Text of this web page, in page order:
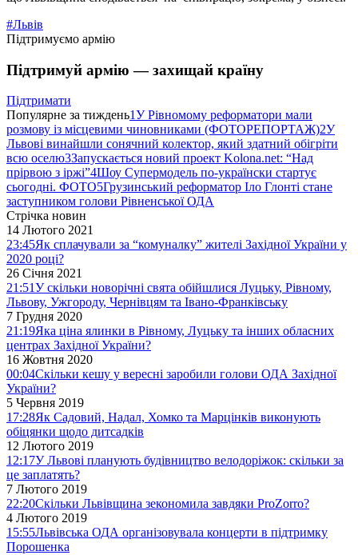
#Львів
Підтримуємо армію
Підтримуй армію — захищай країну
Підтримати
Популярне за тиждень1У Рівномому реформатори мали
розмову із місцевими чиновниками (ФОТОРЕПОРТАЖ)2У
Львові винайшли сонячний колектор, який здатний обігріти
всю оселю3Запускається новий проект Kolona.net: “Над
прірвою з іржі”4Шоу Супермодель по-українски стартує
сьогодні. ФОТО5Грузинський реформатор Іло Глонті стане
заступником голови Рівненської ОДА
Стрічка новин
14 Лютого 2021
23:45Як сплачували за “комуналку” жителі Західної України у
2020 році?
26 Січня 2021
21:51У скільки новорічні свята обійшлися Луцьку, Рівному,
Львову, Ужгороду, Чернівцям та Івано-Франківську
7 Грудня 2020
21:19Яка ціна ялинки в Рівному, Луцьку та інших обласних
центрах Західної України?
16 Жовтня 2020
00:04Скільки кешу у вересні заробили голови ОДА Західної
України?
5 Червня 2019
17:28Як Садовий, Надал, Хомко та Марцінків виконують
обіцянки щодо дитсадків
12 Лютого 2019
12:17У Львові планують будівництво велодоріжок: скільки за
це заплатять?
7 Лютого 2019
22:20Скільки Львівщина зекономила завдяки ProZorro?
4 Лютого 2019
15:55Львівська ОДА організовувала концерти в підтримку
Порошенка